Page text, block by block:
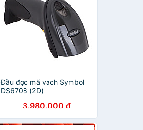
Đầu đọc mã vạch Symbol
DS6708 (2D)
3.980.000 đ